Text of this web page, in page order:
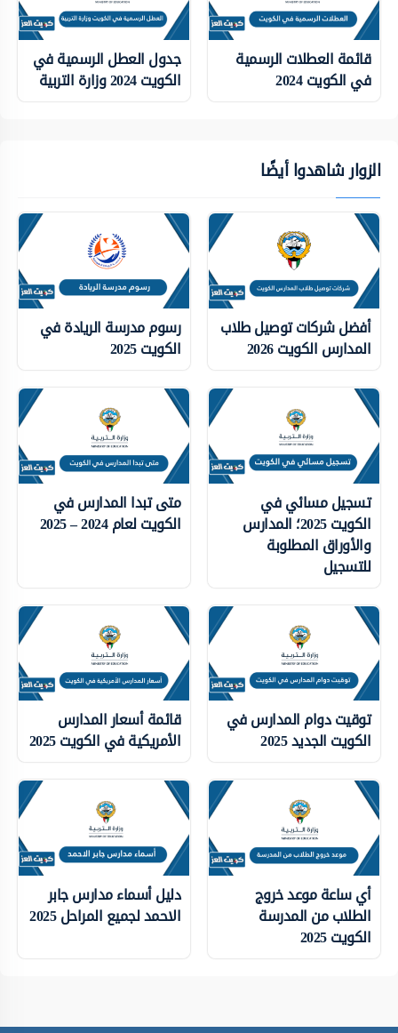
قائمة العطلات الرسمية
في الكويت 2024
جدول العطل الرسمية في
الكويت 2024 وزارة التربية
الزوار شاهدوا أيضًا
أفضل شركات توصيل طلاب
المدارس الكويت 2026
رسوم مدرسة الريادة في
الكويت 2025
تسجيل مسائي في
الكويت 2025؛ المدارس
والأوراق المطلوبة
للتسجيل
متى تبدا المدارس في
الكويت لعام 2024 – 2025
توقيت دوام المدارس في
الكويت الجديد 2025
قائمة أسعار المدارس
الأمريكية في الكويت 2025
أي ساعة موعد خروج
الطلاب من المدرسة
الكويت 2025
دليل أسماء مدارس جابر
الاحمد لجميع المراحل 2025